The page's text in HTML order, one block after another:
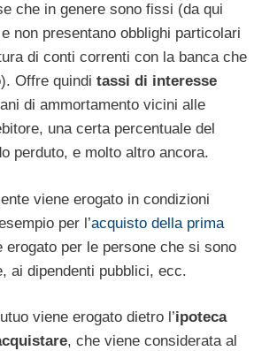
che in genere sono fissi (da qui
non presentano obblighi particolari
di conti correnti con la banca che
Offre quindi tassi di interesse
di ammortamento vicini alle
una certa percentuale del
perduto, e molto altro ancora.
viene erogato in condizioni
per l’acquisto della prima
erogato per le persone che si sono
ai dipendenti pubblici, ecc.
viene erogato dietro l’ipoteca
, che viene considerata al